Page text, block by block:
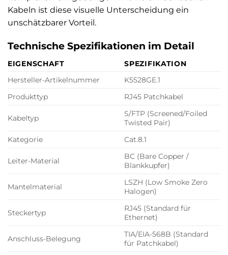
Kabeln ist diese visuelle Unterscheidung ein
unschätzbarer Vorteil.
Technische Spezifikationen im Detail
EIGENSCHAFT
SPEZIFIKATION
Hersteller-Artikelnummer
K5528GE.1
Produkttyp
RJ45 Patchkabel
Kabeltyp
S/FTP (Screened/Foiled
Twisted Pair)
Kategorie
Cat.8.1
Leiter-Material
BC (Bare Copper /
Blankkupfer)
Mantelmaterial
LSZH (Low Smoke Zero
Halogen)
Steckertyp
RJ45 (Standard für
Ethernet)
Anschluss-Belegung
TIA/EIA-568B (Standard
für Patchkabel)